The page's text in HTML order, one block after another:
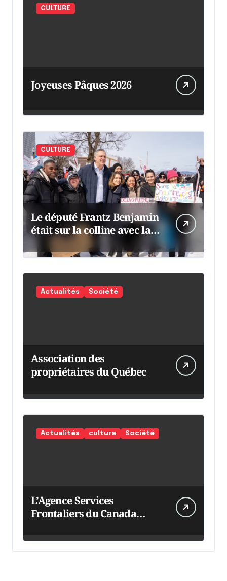
CULTURE
Joyeuses Pâques 2026
CULTURE
Le député Frantz Benjamin
était sur la colline avec la
chaumine
Actualités Société
Association des
propriétaires du Québec
Actualités culture Société
L’Agence Services
Frontaliers du Canada